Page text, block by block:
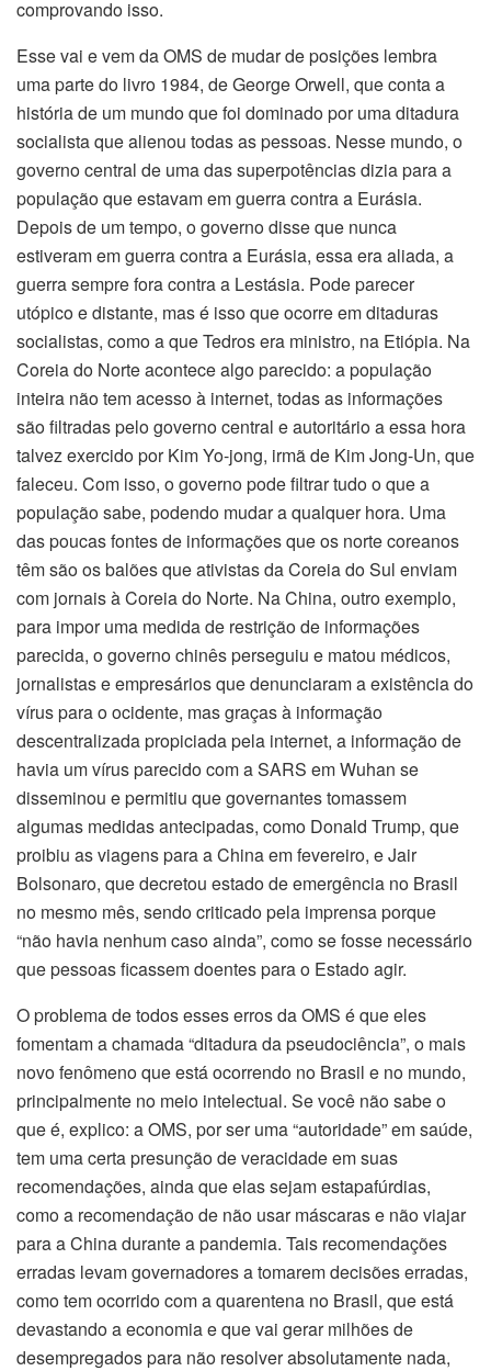
comprovando isso.
Esse vai e vem da OMS de mudar de posições lembra
uma parte do livro 1984, de George Orwell, que conta a
história de um mundo que foi dominado por uma ditadura
socialista que alienou todas as pessoas. Nesse mundo, o
governo central de uma das superpotências dizia para a
população que estavam em guerra contra a Eurásia.
Depois de um tempo, o governo disse que nunca
estiveram em guerra contra a Eurásia, essa era aliada, a
guerra sempre fora contra a Lestásia. Pode parecer
utópico e distante, mas é isso que ocorre em ditaduras
socialistas, como a que Tedros era ministro, na Etiópia. Na
Coreia do Norte acontece algo parecido: a população
inteira não tem acesso à internet, todas as informações
são filtradas pelo governo central e autoritário a essa hora
talvez exercido por Kim Yo-jong, irmã de Kim Jong-Un, que
faleceu. Com isso, o governo pode filtrar tudo o que a
população sabe, podendo mudar a qualquer hora. Uma
das poucas fontes de informações que os norte coreanos
têm são os balões que ativistas da Coreia do Sul enviam
com jornais à Coreia do Norte. Na China, outro exemplo,
para impor uma medida de restrição de informações
parecida, o governo chinês perseguiu e matou médicos,
jornalistas e empresários que denunciaram a existência do
vírus para o ocidente, mas graças à informação
descentralizada propiciada pela internet, a informação de
havia um vírus parecido com a SARS em Wuhan se
disseminou e permitiu que governantes tomassem
algumas medidas antecipadas, como Donald Trump, que
proibiu as viagens para a China em fevereiro, e Jair
Bolsonaro, que decretou estado de emergência no Brasil
no mesmo mês, sendo criticado pela imprensa porque
“não havia nenhum caso ainda”, como se fosse necessário
que pessoas ficassem doentes para o Estado agir.
O problema de todos esses erros da OMS é que eles
fomentam a chamada “ditadura da pseudociência”, o mais
novo fenômeno que está ocorrendo no Brasil e no mundo,
principalmente no meio intelectual. Se você não sabe o
que é, explico: a OMS, por ser uma “autoridade” em saúde,
tem uma certa presunção de veracidade em suas
recomendações, ainda que elas sejam estapafúrdias,
como a recomendação de não usar máscaras e não viajar
para a China durante a pandemia. Tais recomendações
erradas levam governadores a tomarem decisões erradas,
como tem ocorrido com a quarentena no Brasil, que está
devastando a economia e que vai gerar milhões de
desempregados para não resolver absolutamente nada,